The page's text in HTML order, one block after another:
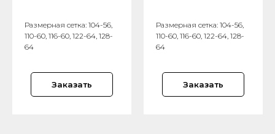
Размерная сетка: 104-56,
110-60, 116-60, 122-64, 128-
64
Заказать
Размерная сетка: 104-56,
110-60, 116-60, 122-64, 128-
64
Заказать